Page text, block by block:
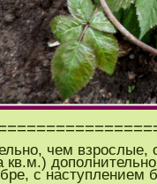
чем взрослые,
с наступлением